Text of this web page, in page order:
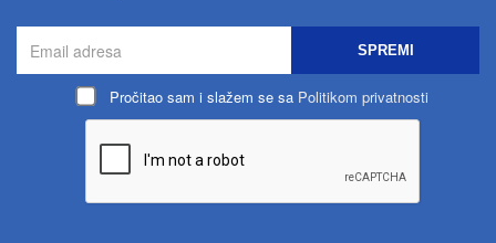
SPREMI
Pročitao sam i slažem se sa Politikom privatnosti